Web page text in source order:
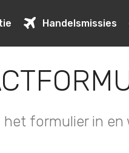
Handelsmissies
het formulier in